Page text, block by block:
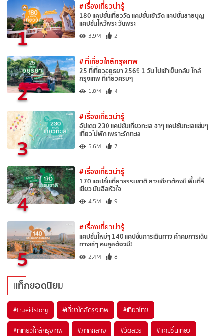
1
# เรื่องเที่ยวน่ารู้
180 แคปชั่นเที่ยววัด แคปชั่นเข้าวัด แคปชั่นสายบุญ
แคปชั่นไหว้พระ วันพระ
3.9M 2
2
# ที่เที่ยวใกล้กรุงเทพ
25 ที่เที่ยวอยุธยา 2569 1 วัน ไปเช้าเย็นกลับ ใกล้
กรุงเทพ ที่เที่ยวครบๆ
1.8M 4
3
# เรื่องเที่ยวน่ารู้
อัปเดต 230 แคปชั่นเที่ยวทะเล ฮาๆ แคปชั่นทะเลแซ่บๆ
เที่ยวไม่พัก เพราะรักทะเล
5.6M 7
4
# เรื่องเที่ยวน่ารู้
170 แคปชั่นเที่ยวธรรมชาติ สายเขียวต้องมี พื้นที่สี
เขียว มันฮีลหัวใจ
4.5M 9
5
# เรื่องเที่ยวน่ารู้
แคปชั่นใหม่ๆ 140 แคปชั่นการเดินทาง คำคมการเดิน
ทางเท่ๆ คนคูลต้องมี!
2.4M 8
แท็กยอดนิยม
#trueidstory #เที่ยวใกล้กรุงเทพ #เที่ยวไทย
#ที่เที่ยวใกล้กรุงเทพ #ภาคกลาง #วัดสวย #แคปชั่นเที่ยว